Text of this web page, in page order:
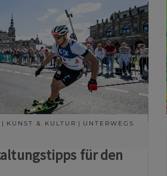
KUNST & KULTUR
UNTERWEGS
für den